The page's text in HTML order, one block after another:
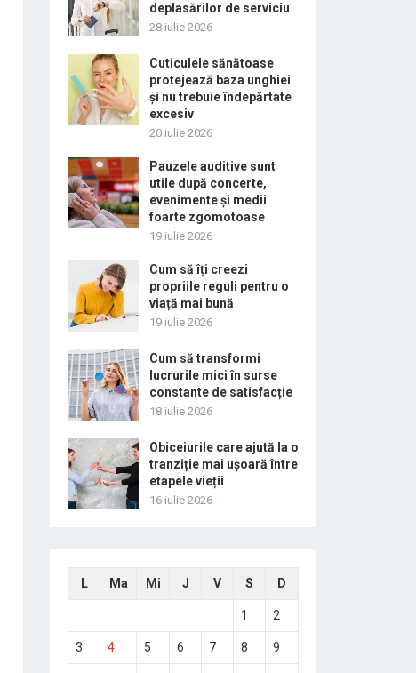
deplasărilor de serviciu
28 iulie 2026
Cuticulele sănătoase
protejează baza unghiei
și nu trebuie îndepărtate
excesiv
20 iulie 2026
Pauzele auditive sunt
utile după concerte,
evenimente și medii
foarte zgomotoase
19 iulie 2026
Cum să îți creezi
propriile reguli pentru o
viață mai bună
19 iulie 2026
Cum să transformi
lucrurile mici în surse
constante de satisfacție
18 iulie 2026
Obiceiurile care ajută la o
tranziție mai ușoară între
etapele vieții
16 iulie 2026
L Ma Mi J V S D
1 2
3 4 5 6 7 8 9